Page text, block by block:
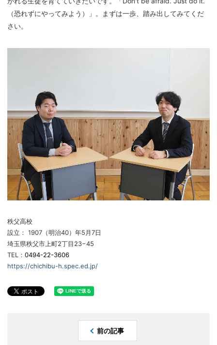
（恐れずにやってみよう）」。まずは一歩、踏み出してみてくだ
さい。
秩父高校
設立： 1907（明治40）年5月7日
埼玉県秩父市上町2丁目23−45
TEL： 0494-22-3606
https://chichibu-h.spec.ed.jp/
前の記事